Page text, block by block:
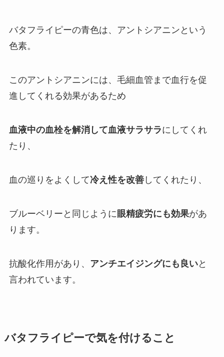
バタフライピーの青色は、アントシアニンという
色素。
このアントシアニンには、毛細血管まで血行を促
進してくれる効果があるため
血液中の血栓を解消して血液サラサラにしてくれ
たり、
血の巡りをよくして冷え性を改善してくれたり、
ブルーベリーと同じように 眼精疲労にも効果があ
ります。
抗酸化作用があり、 アンチエイジングにも良いと
言われています。
バタフライピーで気を付けること